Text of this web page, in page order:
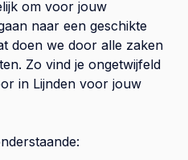
om voor jouw
naar een geschikte
doen we door alle zaken
Zo vind je ongetwijfeld
in Lijnden voor jouw